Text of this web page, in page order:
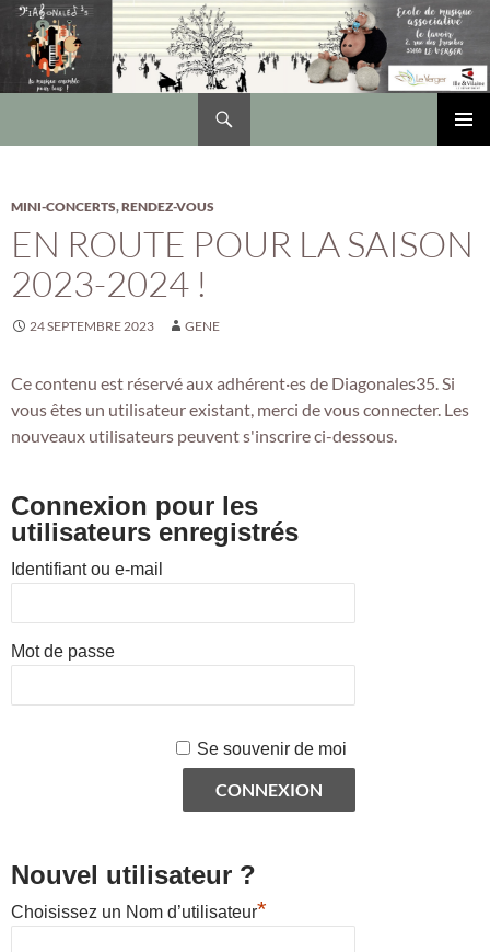
DIAGONALES 35
MINI-CONCERTS,RENDEZ-VOUS
EN ROUTE POUR LA SAISON
2023-2024 !
24 SEPTEMBRE 2023 GENE
Ce contenu est réservé aux adhérent·es de Diagonales35. Si
vous êtes un utilisateur existant, merci de vous connecter. Les
nouveaux utilisateurs peuvent s'inscrire ci-dessous.
Connexion pour les
utilisateurs enregistrés
Identifiant ou e-mail
Mot de passe
Se souvenir de moi
Nouvel utilisateur ?
Choisissez un Nom d’utilisateur*